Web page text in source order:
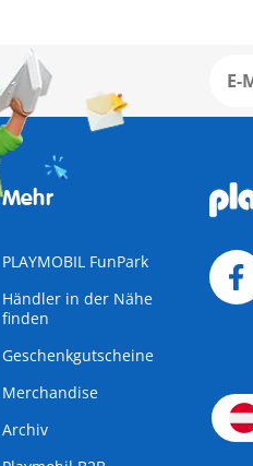
Mehr
PLAYMOBIL FunPark
Händler in der Nähe
finden
Geschenkgutscheine
Merchandise
Archiv